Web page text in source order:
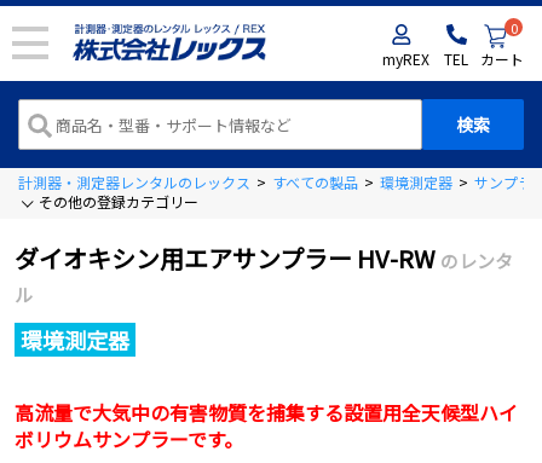
myREX TEL
0
カート
計測器・測定器レンタルのレックス > すべての製品 > 環境測定器 > サンプラ
その他の登録カテゴリー
ダイオキシン用エアサンプラー HV-RW のレンタ
ル
環境測定器
高流量で大気中の有害物質を捕集する設置用全天候型ハイ
ボリウムサンプラーです。